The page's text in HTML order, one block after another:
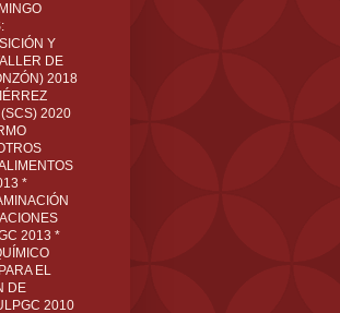
Y
DE
2018
2020
*
2013 *
EL
DE
2010